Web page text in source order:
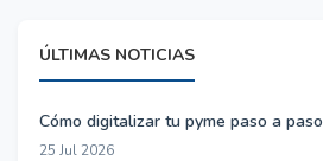
ÚLTIMAS NOTICIAS
Cómo digitalizar tu pyme paso a paso
25 Jul 2026